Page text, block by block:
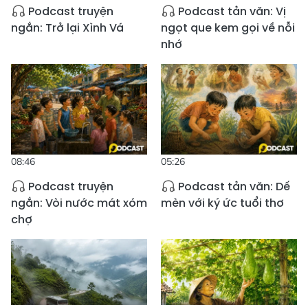
Podcast truyện
ngắn: Trở lại Xình Vá
Podcast tản văn: Vị
ngọt que kem gọi về nỗi
nhớ
08:46
Podcast truyện
ngắn: Vòi nước mát xóm
chợ
05:26
Podcast tản văn: Dế
mèn với ký ức tuổi thơ